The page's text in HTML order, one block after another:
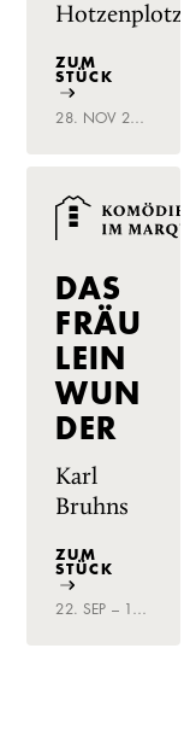
Hotzenplotz
ZUM
STÜCK
28. NOV 2025 – 06. JAN 2026
DAS
FRÄU
LEIN
WUN
DER
Karl
Bruhns
ZUM
STÜCK
22. SEP – 19. NOV 2023